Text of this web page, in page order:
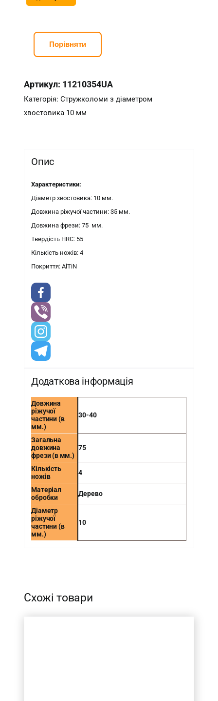
Порівняти
Артикул: 11210354UA
Категорія:Стружколоми з діаметром
хвостовика 10 мм
Опис
Характеристики:
Діаметр хвостовика: 10 мм.
Довжина ріжучої частини: 35 мм.
Довжина фрези: 75 мм.
Твердість HRC: 55
Кількість ножів: 4
Покриття: AlTiN
Додаткова інформація
Довжина
ріжучої
частини (в
мм.)
30-40
Загальна
довжина
фрези (в мм.)
75
Кількість
ножів
4
Матеріал
обробки
Дерево
Діаметр
ріжучої
частини (в
мм.)
10
Схожі товари